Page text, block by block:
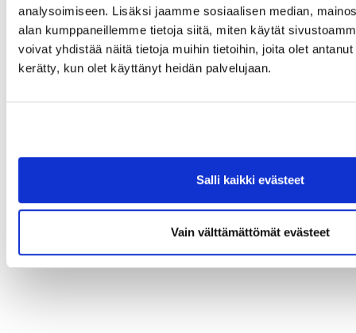
analysoimiseen. Lisäksi jaamme sosiaalisen median,
alan kumppaneillemme tietoja siitä, miten käytät
voivat yhdistää näitä tietoja muihin tietoihin, joita olet
kerätty, kun olet käyttänyt heidän palvelujaan.
Salli kaikki evästeet
Vain välttämättömät evästeet